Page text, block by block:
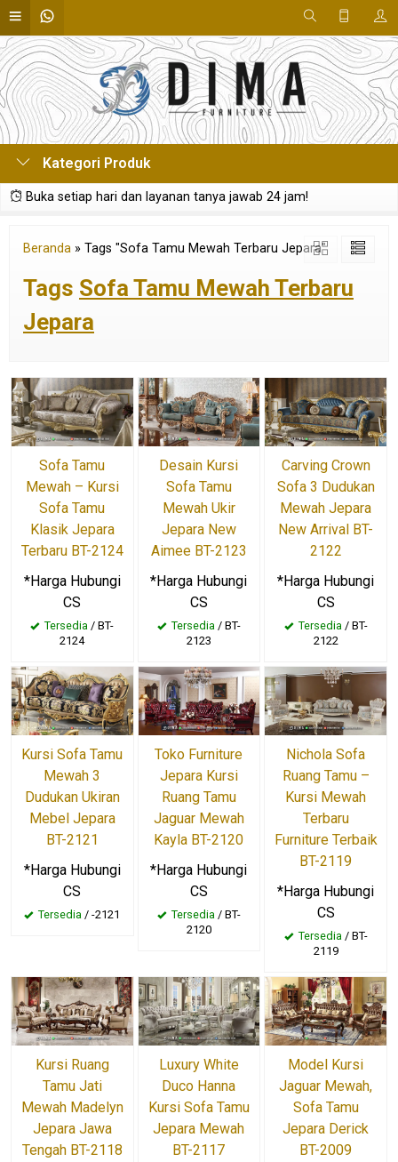
Kategori Produk
Buka setiap hari dan layanan tanya jawab 24 jam!
Beranda » Tags "Sofa Tamu Mewah Terbaru Jepara"
Tags Sofa Tamu Mewah Terbaru
Jepara
Sofa Tamu
Mewah – Kursi
Sofa Tamu
Klasik Jepara
Terbaru BT-2124
*Harga Hubungi
CS
Tersedia / BT-
2124
Desain Kursi
Sofa Tamu
Mewah Ukir
Jepara New
Aimee BT-2123
*Harga Hubungi
CS
Tersedia / BT-
2123
Carving Crown
Sofa 3 Dudukan
Mewah Jepara
New Arrival BT-
2122
*Harga Hubungi
CS
Tersedia / BT-
2122
Kursi Sofa Tamu
Mewah 3
Dudukan Ukiran
Mebel Jepara
BT-2121
*Harga Hubungi
CS
Tersedia / -2121
Toko Furniture
Jepara Kursi
Ruang Tamu
Jaguar Mewah
Kayla BT-2120
*Harga Hubungi
CS
Tersedia / BT-
2120
Nichola Sofa
Ruang Tamu –
Kursi Mewah
Terbaru
Furniture Terbaik
BT-2119
*Harga Hubungi
CS
Tersedia / BT-
2119
Kursi Ruang
Tamu Jati
Mewah Madelyn
Jepara Jawa
Tengah BT-2118
Luxury White
Duco Hanna
Kursi Sofa Tamu
Jepara Mewah
BT-2117
Model Kursi
Jaguar Mewah,
Sofa Tamu
Jepara Derick
BT-2009